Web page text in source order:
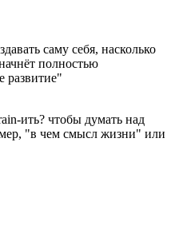
саму себя, насколько
полностью
развитие"
ить? чтобы думать над
"в чем смысл жизни" или